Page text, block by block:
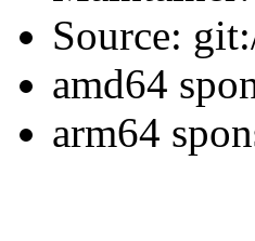
Source:
amd64
arm64